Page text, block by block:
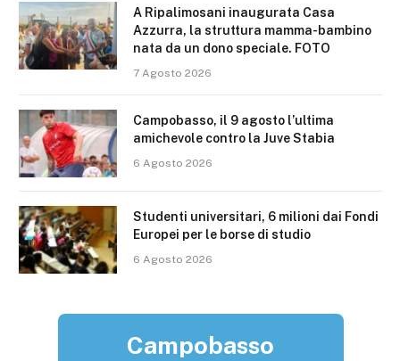
A Ripalimosani inaugurata Casa
Azzurra, la struttura mamma-bambino
nata da un dono speciale. FOTO
7 Agosto 2026
Campobasso, il 9 agosto l’ultima
amichevole contro la Juve Stabia
6 Agosto 2026
Studenti universitari, 6 milioni dai Fondi
Europei per le borse di studio
6 Agosto 2026
Campobasso